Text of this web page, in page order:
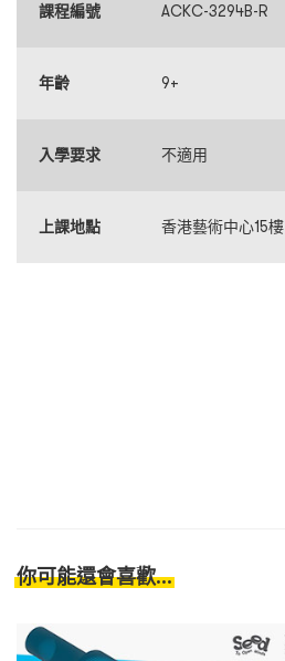
課程編號 ACKC-3294B-R
年齡 9+
入學要求 不適用
上課地點 香港藝術中心15樓
你可能還會喜歡...